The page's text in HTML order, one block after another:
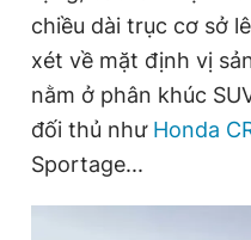
Theo dõi báo trên
Hotline
chiều dài trục cơ sở
xét về mặt định vị
nằm ở phân khúc
đối thủ như Honda
Sportage...